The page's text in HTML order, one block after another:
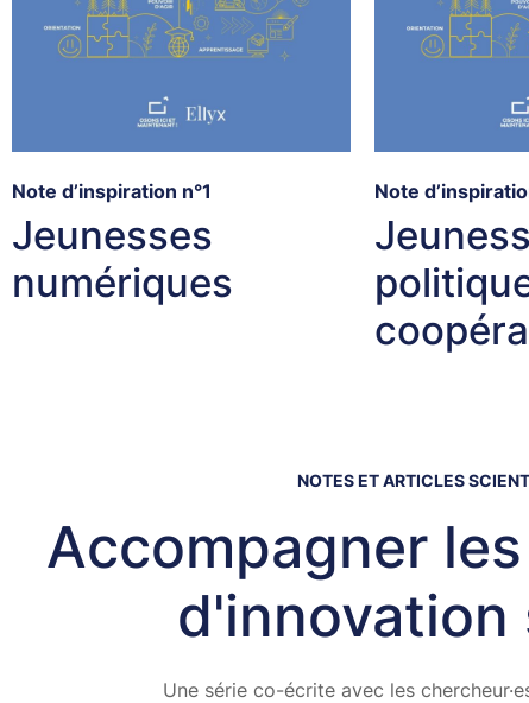
Note d’inspiration n°1
Jeunesses
numériques
Note
NOTES ET ARTICLES
Accompagner
d'innovation
Une série co-écrite avec les